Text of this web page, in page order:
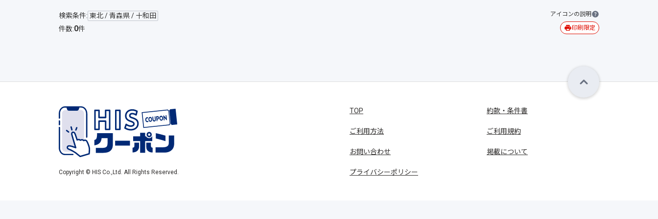
検索条件: 東北 / 青森県 / 十和田
件数:0件
アイコンの説明
印刷限定
TOP
ご利用方法
お問い合わせ
プライバシーポリシー
約款・条件書
ご利用規約
掲載について
Copyright © HIS Co.,Ltd. All Rights Reserved.